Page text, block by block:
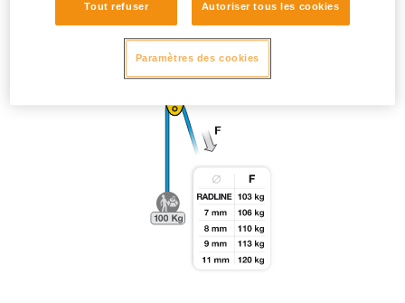
Tout refuser Autoriser tous les cookies
Paramètres des cookies